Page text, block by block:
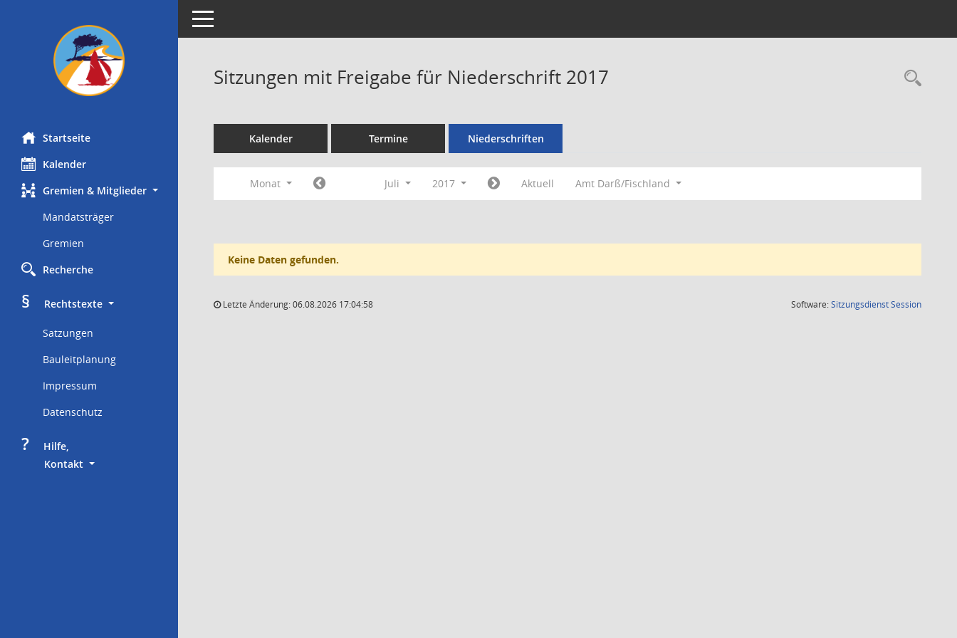
Startseite
Kalender
Gremien & Mitglieder
Mandatsträger
Gremien
Recherche
§
     Rechtstexte
Satzungen
Bauleitplanung
Impressum
Datenschutz
?
     Hilfe,
Kontakt
Toggle navigation
Sitzungen mit Freigabe für Niederschrift 2017
Kalender Termine Niederschriften
Monat Juli 2017 Aktuell Amt Darß/Fischland
Keine Daten gefunden.
Letzte Änderung: 06.08.2026 17:04:58 Software:SitzungsdienstSession(Wird in